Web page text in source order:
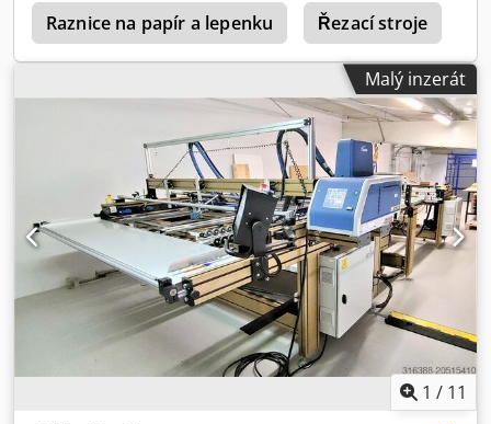
velikosti různých materiálů. Nastavení bez použití nářadí
umožňuje rychlou výměnu i při krátkých sériích. Dkodpfx
Aisq Rx Sre Tsr Mezi možnosti stroje patří studené lepidlo,
hřbetní opěrná jednotka, aplikátor pásky atd. Online
videokontrola prostřednictvím služby Skype Video Budeme
velmi potěšeni vaší návštěvou - více strojů skladem K
dispozici ihned - lze prohlédnout Skladem Emskirchen /
Norimberk - Lze vyzkoušet
Raznice na papír a lepenku Řezací stroje
Malý inzerát
1 / 11